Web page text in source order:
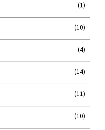
(1)
(10)
(4)
(14)
(11)
(10)